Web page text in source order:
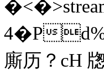
�<�
4�P
廝历？cH